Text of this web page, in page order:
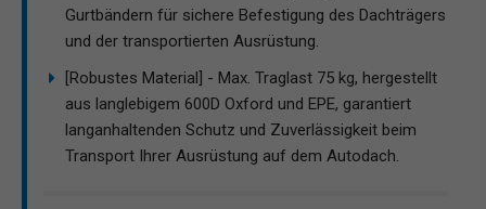
Gurtbändern für sichere Befestigung des Dachträgers
und der transportierten Ausrüstung.
[Robustes Material] - Max. Traglast 75 kg, hergestellt
aus langlebigem 600D Oxford und EPE, garantiert
langanhaltenden Schutz und Zuverlässigkeit beim
Transport Ihrer Ausrüstung auf dem Autodach.